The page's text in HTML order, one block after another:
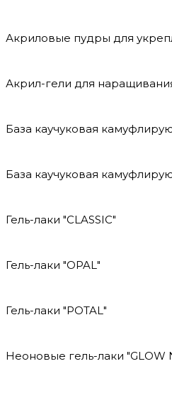
Акриловые пудры для
Акрил-гели для
База каучуковая
База каучуковая
Гель-лаки "CLASSIC"
Гель-лаки "OPAL"
Гель-лаки "POTAL"
Неоновые гель-лаки "GLOW